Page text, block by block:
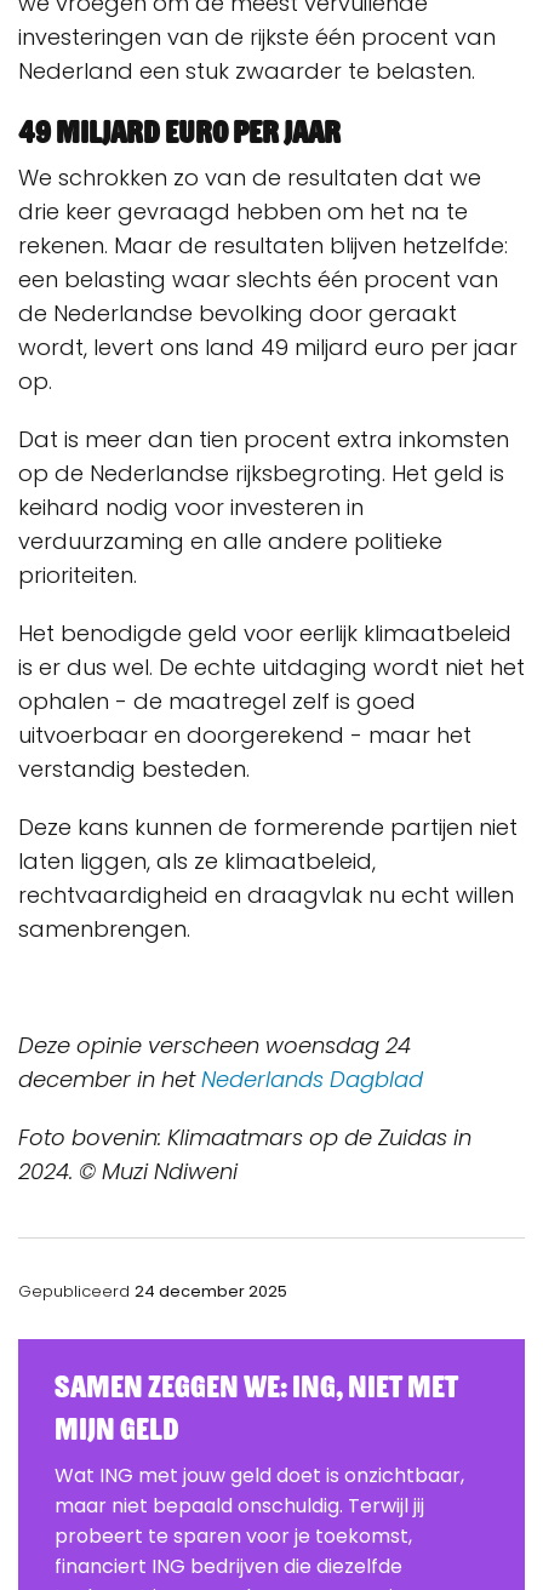
investeringen van de rijkste één procent van
Nederland een stuk zwaarder te belasten.
49 miljard euro per jaar
We schrokken zo van de resultaten dat we
drie keer gevraagd hebben om het na te
rekenen. Maar de resultaten blijven hetzelfde:
een belasting waar slechts één procent van
de Nederlandse bevolking door geraakt
wordt, levert ons land 49 miljard euro per jaar
op.
Dat is meer dan tien procent extra inkomsten
op de Nederlandse rijksbegroting. Het geld is
keihard nodig voor investeren in
verduurzaming en alle andere politieke
prioriteiten.
Het benodigde geld voor eerlijk klimaatbeleid
is er dus wel. De echte uitdaging wordt niet het
ophalen - de maatregel zelf is goed
uitvoerbaar en doorgerekend - maar het
verstandig besteden.
Deze kans kunnen de formerende partijen niet
laten liggen, als ze klimaatbeleid,
rechtvaardigheid en draagvlak nu echt willen
samenbrengen.
Deze opinie verscheen woensdag 24
december in hetNederlands Dagblad
Foto bovenin: Klimaatmars op de Zuidas in
2024. © Muzi Ndiweni
Gepubliceerd 24 december 2025
Samen zeggen we: ING, Niet Met
Mijn Geld
Wat ING met jouw geld doet is onzichtbaar,
maar niet bepaald onschuldig. Terwijl jij
probeert te sparen voor je toekomst,
financiert ING bedrijven die diezelfde